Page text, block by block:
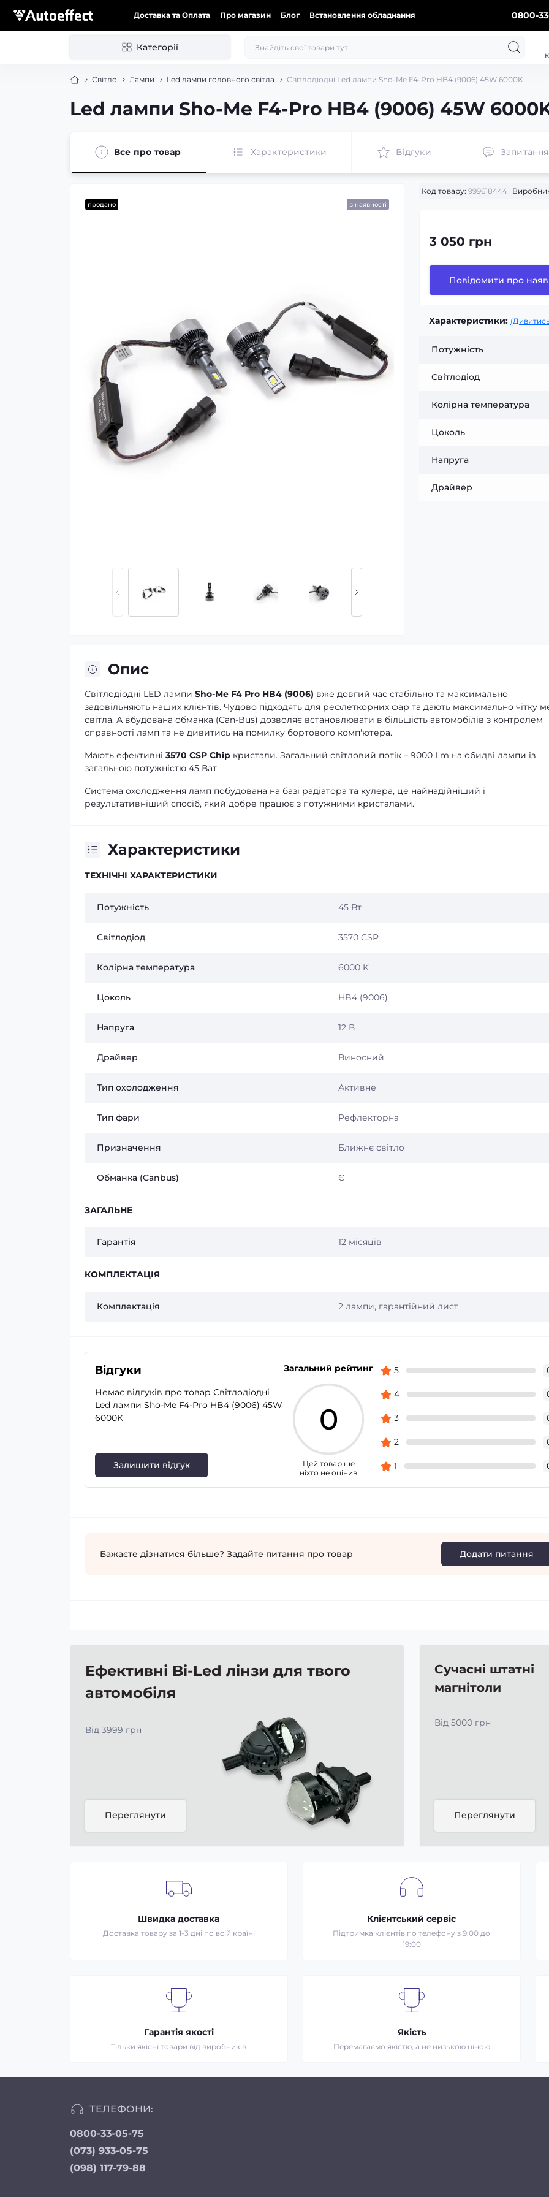
Доставка та Оплата Про магазин Блог Встановлення обладнання 0800-
Категорії
Світло Лампи Led лампи головного світла Світлодіодні Led лампи Sho-Me F4-Pro HB4 (9006) 45W 6000K
Led лампи Sho-Me F4-Pro HB4 (9006) 45W
Все про товар Характеристики Відгуки Запитання
продано в наявності
Код товару: 999618444
3 050 грн
Повідомити про
Характеристики:
Потужність
Світлодіод
Колірна температура
Цоколь
Напруга
Драйвер
Опис
Світлодіодні LED лампи Sho-Me F4 Pro HB4 (9006) вже довгий час стабільно та максимально
задовільняють наших клієнтів. Чудово підходять для рефлеткорних фар та дають максимально чітку
світла. А вбудована обманка (Can-Bus) дозволяє встановлювати в більшість автомобілів з контролем
справності ламп та не дивитись на помилку бортового комп'ютера.
Мають ефективні 3570 CSP Chip кристали. Загальний світловий потік – 9000 Lm на обидві лампи із
загальною потужністю 45 Ват.
Система охолодження ламп побудована на базі радіатора та кулера, це найнадійніший і
результативніший спосіб, який добре працює з потужними кристалами.
Характеристики
ТЕХНІЧНІ ХАРАКТЕРИСТИКИ
Потужність 45 Вт
Світлодіод 3570 CSP
Колірна температура 6000 K
Цоколь HB4 (9006)
Напруга 12 В
Драйвер Виносний
Тип охолодження Активне
Тип фари Рефлекторна
Призначення Ближнє світло
Обманка (Canbus) Є
ЗАГАЛЬНЕ
Гарантія 12 місяців
КОМПЛЕКТАЦІЯ
Комплектація 2 лампи, гарантійний лист
Відгуки
Немає відгуків про товар Світлодіодні
Led лампи Sho-Me F4-Pro HB4 (9006) 45W
6000K
Залишити відгук
Загальний рейтинг
0
Цей товар ще
ніхто не оцінив
5
4
3
2
1
Бажаєте дізнатися більше? Задайте питання про товар Додати питання
Ефективні Bi-Led лінзи для твого
автомобіля
Від 3999 грн
Переглянути
Сучасні штатні
магнітоли
Від 5000 грн
Переглянути
Швидка доставка
Доставка товару за 1-3 дні по всій країні
Клієнтський сервіс
Підтримка клієнтів по телефону з 9:00 до
19:00
Гарантія якості
Тільки якісні товари від виробників
Якість
Перемагаємо якістю, а не низькою ціною
ТЕЛЕФОНИ:
0800-33-05-75
(073) 933-05-75
(098) 117-79-88